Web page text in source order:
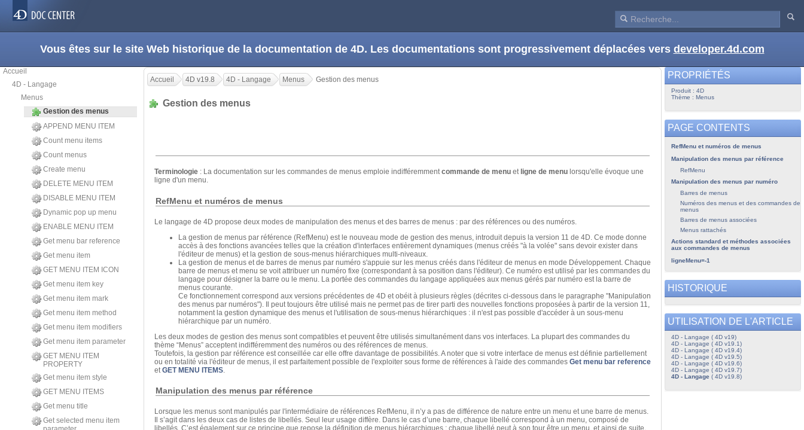
Vous êtes sur le site Web historique de la documentation de 4D. Les documentations sont progressivement déplacées vers developer.4d.com
Accueil
4D - Langage
Menus
Gestion des menus
APPEND MENU ITEM
Count menu items
Count menus
Create menu
DELETE MENU ITEM
DISABLE MENU ITEM
Dynamic pop up menu
ENABLE MENU ITEM
Get menu bar reference
Get menu item
GET MENU ITEM ICON
Get menu item key
Get menu item mark
Get menu item method
Get menu item modifiers
Get menu item parameter
GET MENU ITEM
PROPERTY
Get menu item style
GET MENU ITEMS
Get menu title
Get selected menu item
Accueil 4D v19.8 4D - Langage Menus Gestion des menus
Gestion des menus
Terminologie : La documentation sur les commandes de menus emploie indifféremmentcommande de menu et ligne de menu lorsqu'elle évoque une
ligne d'un menu.
RefMenu et numéros de menus
Le langage de 4D propose deux modes de manipulation des menus et des barres de menus : par des références ou des numéros.
La gestion de menus par référence (RefMenu) est le nouveau mode de gestion des menus, introduit depuis la version 11 de 4D. Ce mode donne
accès à des fonctions avancées telles que la création d'interfaces entièrement dynamiques (menus créés "à la volée" sans devoir exister dans
l'éditeur de menus) et la gestion de sous-menus hiérarchiques multi-niveaux.
La gestion de menus et de barres de menus par numéro s'appuie sur les menus créés dans l'éditeur de menus en mode Développement. Chaque
barre de menus et menu se voit attribuer un numéro fixe (correspondant à sa position dans l'éditeur). Ce numéro est utilisé par les commandes du
langage pour désigner la barre ou le menu. La portée des commandes du langage appliquées aux menus gérés par numéro est la barre de
menus courante.
Ce fonctionnement correspond aux versions précédentes de 4D et obéit à plusieurs règles (décrites ci-dessous dans le paragraphe "Manipulation
des menus par numéros"). Il peut toujours être utilisé mais ne permet pas de tirer parti des nouvelles fonctions proposées à partir de la version 11,
notamment la gestion dynamique des menus et l'utilisation de sous-menus hiérarchiques : il n'est pas possible d'accéder à un sous-menu
hiérarchique par un numéro.
Les deux modes de gestion des menus sont compatibles et peuvent être utilisés simultanément dans vos interfaces. La plupart des commandes du
thème “Menus” acceptent indifféremment des numéros ou des références de menus.
Toutefois, la gestion par référence est conseillée car elle offre davantage de possibilités. A noter que si votre interface de menus est définie partiellement
ou en totalité via l'éditeur de menus, il est parfaitement possible de l'exploiter sous forme de références à l'aide des commandes Get menu bar reference
et GET MENU ITEMS
Manipulation des menus par référence
Lorsque les menus sont manipulés par l'intermédiaire de références RefMenu, il n’y a pas de différence de nature entre un menu et une barre de menus.
Il s’agit dans les deux cas de listes de libellés. Seul leur usage diffère. Dans le cas d’une barre, chaque libellé correspond à un menu, composé de
libellés. C’est également sur ce principe que repose la définition de menus hiérarchiques : chaque libellé peut à son tour être un menu, et ainsi de suite.
PROPRIÉTÉS
Produit : 4D
Thème : Menus
PAGE CONTENTS
RefMenu et numéros de menus
Manipulation des menus par référence
RefMenu
Manipulation des menus par numéro
Barres de menus
Numéros des menus et des commandes de
menus
Barres de menus associées
Menus rattachés
Actions standard et méthodes associées
aux commandes de menus
ligneMenu=-1
HISTORIQUE
UTILISATION DE L'ARTICLE
4D - Langage ( 4D v19)
4D - Langage ( 4D v19.1)
4D - Langage ( 4D v19.4)
4D - Langage ( 4D v19.5)
4D - Langage ( 4D v19.6)
4D - Langage ( 4D v19.7)
4D - Langage( 4D v19.8)